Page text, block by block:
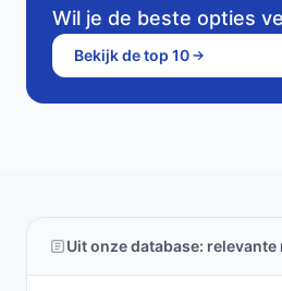
Wil je de beste opties
Bekijk de top 10
Uit onze database: relevante